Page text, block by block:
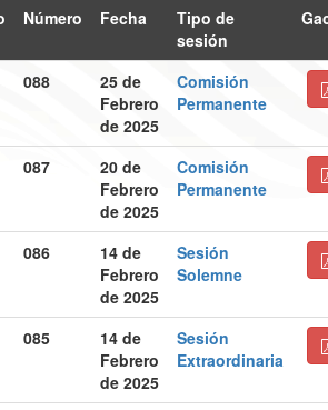
Número Fecha
Tipo de
sesión
088
25 de
Febrero
de 2025
Comisión
Permanente
087
20 de
Febrero
de 2025
Comisión
Permanente
086
14 de
Febrero
de 2025
Sesión
Solemne
085
14 de
Febrero
de 2025
Sesión
Extraordinaria